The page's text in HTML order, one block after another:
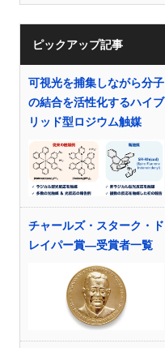
ピックアップ記事
可視光を捕集しながら分子
の結合を活性化するハイブ
リッド型ロジウム触媒
チャールズ・スターク・ド
レイパー賞―受賞者一覧